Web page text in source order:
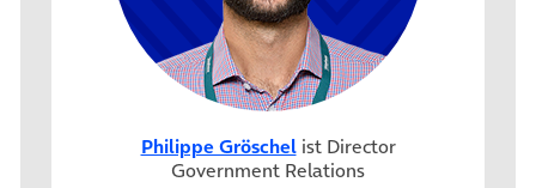
Philippe Gröschelist Director
Government Relations